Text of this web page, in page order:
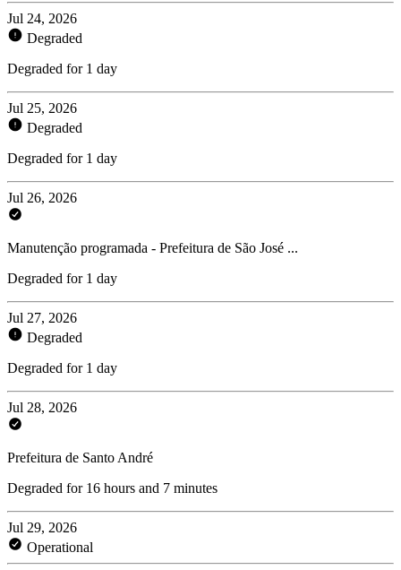
Jul 24, 2026
Degraded
Degraded for 1 day
Jul 25, 2026
Degraded
Degraded for 1 day
Jul 26, 2026
Manutenção programada - Prefeitura de São José ...
Degraded for 1 day
Jul 27, 2026
Degraded
Degraded for 1 day
Jul 28, 2026
Prefeitura de Santo André
Degraded for 16 hours and 7 minutes
Jul 29, 2026
Operational